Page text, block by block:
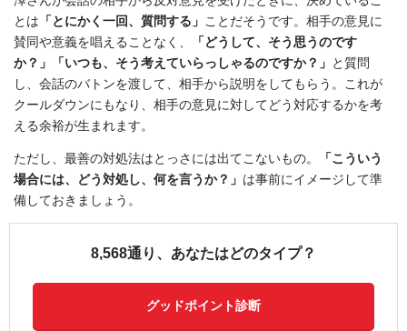
とは 「とにかく一回、質問する」 ことだそうです。相手の意見に
賛同や意義を唱えることなく、
「どうして、そう思うのです
か？」「いつも、そう考えていらっしゃるのですか？」 と質問
し、会話のバトンを渡して、相手から説明をしてもらう。これが
クールダウンにもなり、相手の意見に対してどう対応するかを考
える余裕が生まれます。
ただし、最善の対処法はとっさには出てこないもの。
「こういう
場合には、どう対処し、何を言うか？」 は事前にイメージして準
備しておきましょう。
8,568通り、あなたはどのタイプ？
グッドポイント診断